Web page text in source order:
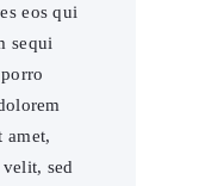
eos qui
sequi
amet,
sed